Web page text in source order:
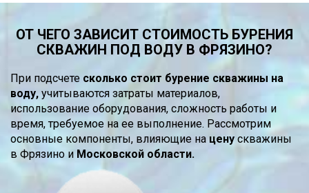
ОТ ЧЕГО ЗАВИСИТ СТОИМОСТЬ БУРЕНИЯ
СКВАЖИН ПОД ВОДУ В ФРЯЗИНО?
При подсчете сколько стоит бурение скважины на
воду, учитываются затраты материалов,
использование оборудования, сложность работы и
время, требуемое на ее выполнение. Рассмотрим
основные компоненты, влияющие на цену скважины
в Фрязино и Московской области.